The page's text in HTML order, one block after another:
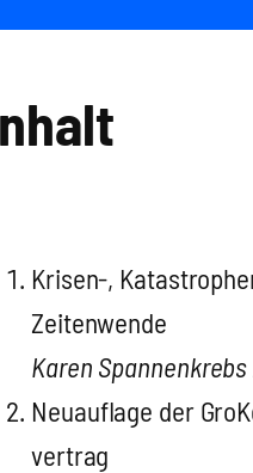
Krisen‑,
Zei­ten­wen­de
Karen
Neu­auf­la­ge der
ver­trag